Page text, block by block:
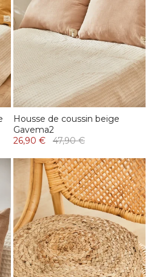
Housse de coussin beige
Gavema2
26,90 €
47,90 €